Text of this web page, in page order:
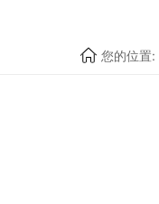
您的位置: